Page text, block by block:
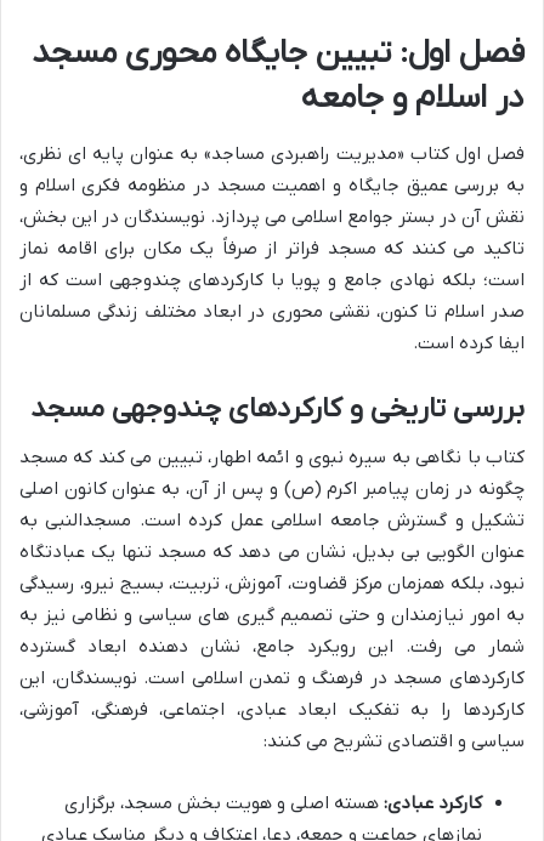
فصل اول: تبیین جایگاه محوری مسجد
در اسلام و جامعه
فصل اول کتاب «مدیریت راهبردی مساجد» به عنوان پایه ای نظری،
به بررسی عمیق جایگاه و اهمیت مسجد در منظومه فکری اسلام و
نقش آن در بستر جوامع اسلامی می پردازد. نویسندگان در این بخش،
تاکید می کنند که مسجد فراتر از صرفاً یک مکان برای اقامه نماز
است؛ بلکه نهادی جامع و پویا با کارکردهای چندوجهی است که از
صدر اسلام تا کنون، نقشی محوری در ابعاد مختلف زندگی مسلمانان
ایفا کرده است.
بررسی تاریخی و کارکردهای چندوجهی مسجد
کتاب با نگاهی به سیره نبوی و ائمه اطهار، تبیین می کند که مسجد
چگونه در زمان پیامبر اکرم (ص) و پس از آن، به عنوان کانون اصلی
تشکیل و گسترش جامعه اسلامی عمل کرده است. مسجدالنبی به
عنوان الگویی بی بدیل، نشان می دهد که مسجد تنها یک عبادتگاه
نبود، بلکه همزمان مرکز قضاوت، آموزش، تربیت، بسیج نیرو، رسیدگی
به امور نیازمندان و حتی تصمیم گیری های سیاسی و نظامی نیز به
شمار می رفت. این رویکرد جامع، نشان دهنده ابعاد گسترده
کارکردهای مسجد در فرهنگ و تمدن اسلامی است. نویسندگان، این
کارکردها را به تفکیک ابعاد عبادی، اجتماعی، فرهنگی، آموزشی،
سیاسی و اقتصادی تشریح می کنند:
کارکرد عبادی: هسته اصلی و هویت بخش مسجد، برگزاری
نمازهای جماعت و جمعه، دعا، اعتکاف و دیگر مناسک عبادی